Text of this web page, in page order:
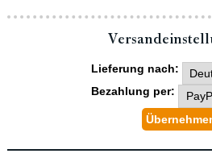
Lieferung nach:
Bezahlung per: